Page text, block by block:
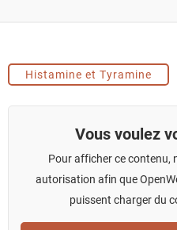
Histamine et Tyramine
Vous voulez
Pour afficher ce contenu,
autorisation afin que
puissent charger du